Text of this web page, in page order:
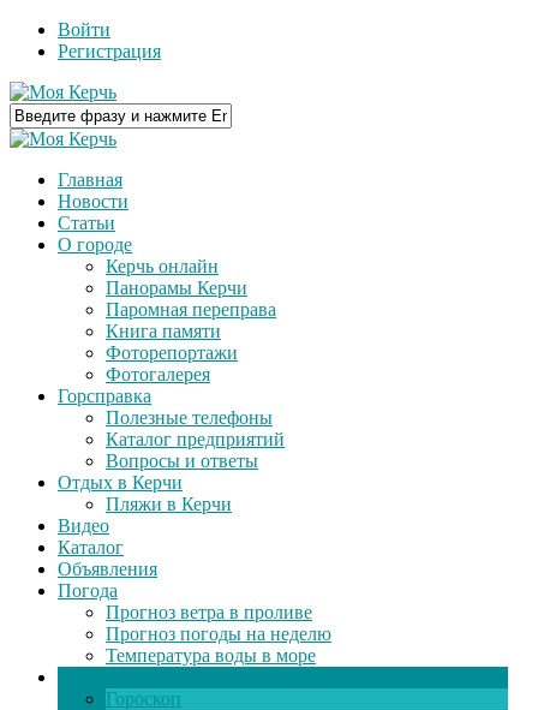
Войти
Регистрация
Главная
Новости
Статьи
О городе
Керчь онлайн
Панорамы Керчи
Паромная переправа
Книга памяти
Фоторепортажи
Фотогалерея
Горсправка
Полезные телефоны
Каталог предприятий
Вопросы и ответы
Отдых в Керчи
Пляжи в Керчи
Видео
Каталог
Объявления
Погода
Прогноз ветра в проливе
Прогноз погоды на неделю
Температура воды в море
Гороскоп